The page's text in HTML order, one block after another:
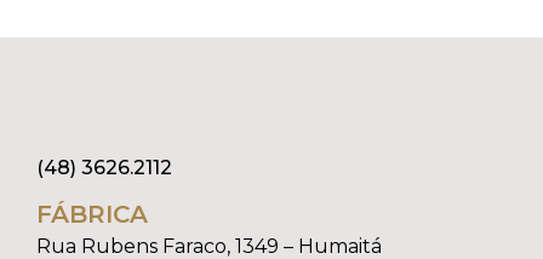
(48) 3626.2112
FÁBRICA
Rua Rubens Faraco, 1349 – Humaitá